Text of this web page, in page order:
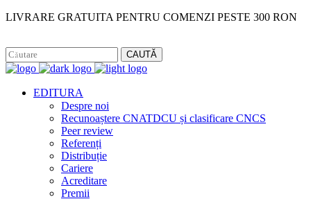
LIVRARE GRATUITA PENTRU COMENZI PESTE 300 RON
CAUTĂ
EDITURA
Despre noi
Recunoaștere CNATDCU și clasificare CNCS
Peer review
Referenți
Distribuție
Cariere
Acreditare
Premii